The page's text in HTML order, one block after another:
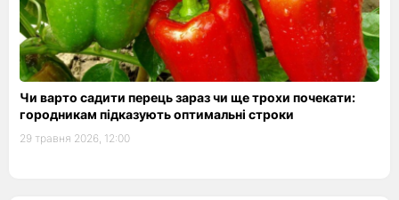
Чи варто садити перець зараз чи ще трохи почекати:
городникам підказують оптимальні строки
29 травня 2026, 12:00